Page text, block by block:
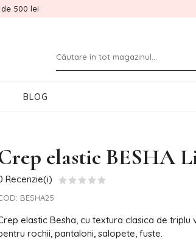
500 lei
BLOG
elastic BESHA
Recenzie(i)
BESHA25
elastic Besha, cu textura clasica de
rochii, pantaloni, salopete, fuste.